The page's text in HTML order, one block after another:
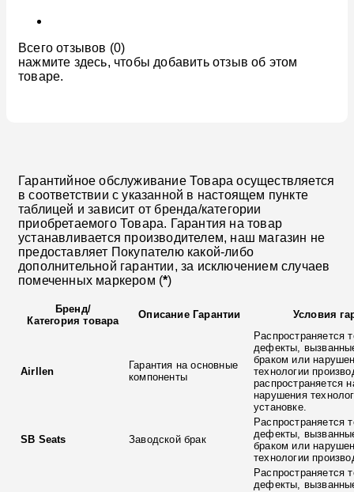
Всего отзывов (0)
нажмите здесь, чтобы добавить отзыв об этом
товаре.
Гарантийное обслуживание Товара осуществляется
в соответствии с указанной в настоящем пункте
таблицей и зависит от бренда/категории
приобретаемого Товара. Гарантия на товар
устанавливается производителем, наш магазин не
предоставляет Покупателю какой-либо
дополнительной гарантии, за исключением случаев
помеченных маркером (*)
Бренд/
Категория товара
Описание Гарантии Условия
Airllen
Гарантия на основные
компоненты
Распространяется
дефекты,
браком или
технологии
распространяется
нарушения
установке.
SB Seats Заводской брак
Распространяется
дефекты,
браком или
технологии
Распространяется
дефекты,